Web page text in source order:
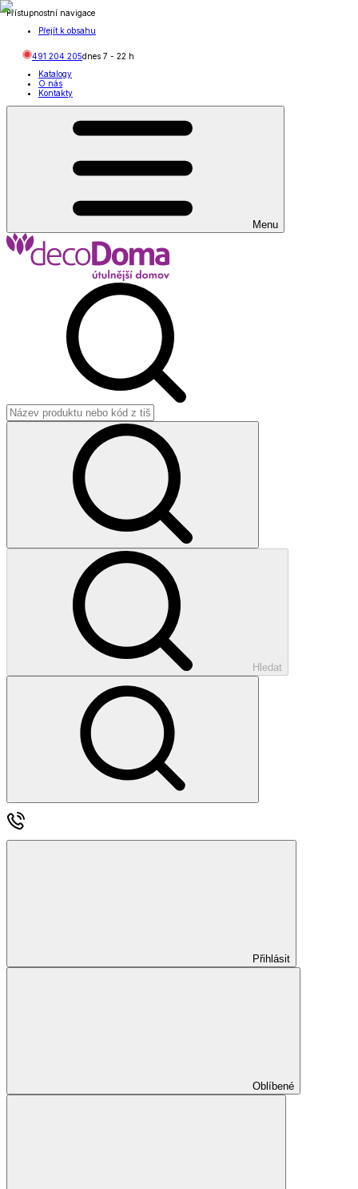
Přístupnostní navigace
Přejít k obsahu
491 204 205dnes 7 - 22 h
Katalogy
O nás
Kontakty
Menu
Hledat
Přihlásit
Oblíbené